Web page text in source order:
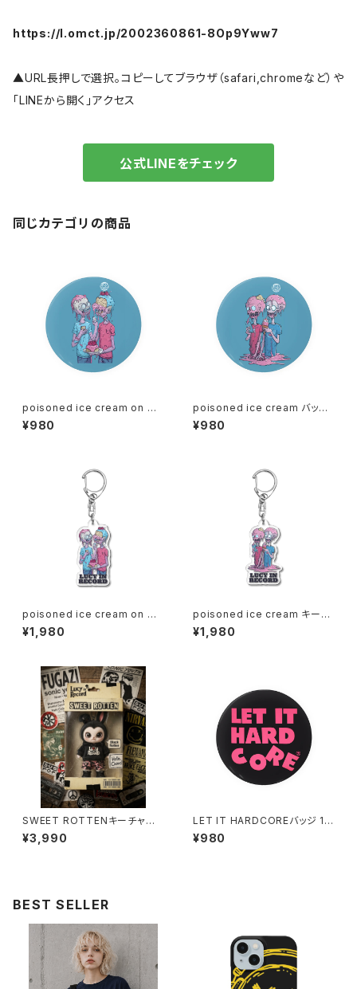
https://l.omct.jp/2002360861-8Op9Yww7
▲URL長押しで選択。コピーしてブラウザ（safari,chromeなど）や
「LINEから開く」アクセス
公式LINEをチェック
同じカテゴリの商品
poisoned ice cream on my
birthday バッジ 1020-24112
6097
¥980
poisoned ice cream バッジ
1020-241126096
¥980
poisoned ice cream on my
birthday キーホルダー 1020-
241126095
¥1,980
poisoned ice cream キーホ
ルダー 1020-241126094
¥1,980
SWEET ROTTENキーチャー
ム_Black Rotten lmtd-014
¥3,990
LET IT HARDCOREバッジ 10
20-241126113
¥980
BEST SELLER